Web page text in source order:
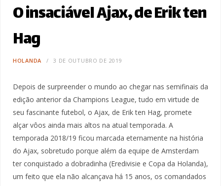
O insaciável Ajax, de Erik ten
Hag
HOLANDA 3 DE OUTUBRO DE 2019
Depois de surpreender o mundo ao chegar nas semifinais da
edição anterior da Champions League, tudo em virtude de
seu fascinante futebol, o Ajax, de Erik ten Hag, promete
alçar vôos ainda mais altos na atual temporada. A
temporada 2018/19 ficou marcada eternamente na história
do Ajax, sobretudo porque além da equipe de Amsterdam
ter conquistado a dobradinha (Eredivisie e Copa da Holanda),
um feito que ela não alcançava há 15 anos, os comandados